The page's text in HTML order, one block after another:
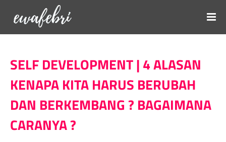
SELF DEVELOPMENT | 4 ALASAN
KENAPA KITA HARUS BERUBAH
DAN BERKEMBANG ? BAGAIMANA
CARANYA ?